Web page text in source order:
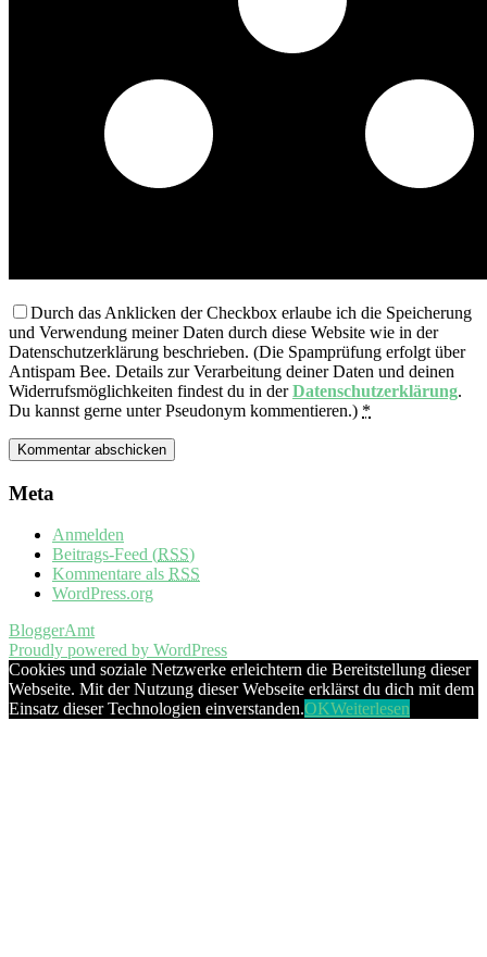
Durch das Anklicken der Checkbox erlaube ich die Speicherung
und Verwendung meiner Daten durch diese Website wie in der
Datenschutzerklärung beschrieben. (Die Spamprüfung erfolgt über
Antispam Bee. Details zur Verarbeitung deiner Daten und deinen
Widerrufsmöglichkeiten findest du in derDatenschutzerklärung.
Du kannst gerne unter Pseudonym kommentieren.) *
Meta
Anmelden
Beitrags-Feed (RSS)
Kommentare als RSS
WordPress.org
BloggerAmt
Proudly powered by WordPress
Cookies und soziale Netzwerke erleichtern die Bereitstellung dieser
Webseite. Mit der Nutzung dieser Webseite erklärst du dich mit dem
Einsatz dieser Technologien einverstanden.OKWeiterlesen